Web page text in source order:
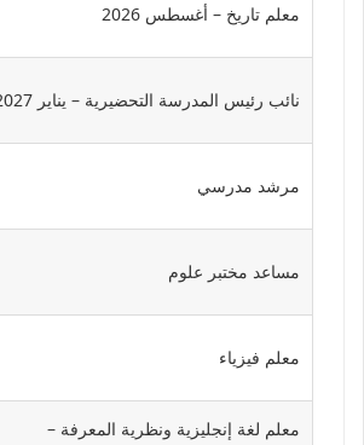
معلم تاريخ – أغسطس 2026
نائب رئيس المدرسة التحضيرية – يناير 2027
مرشد مدرسي
مساعد مختبر علوم
معلم فيزياء
معلم لغة إنجليزية ونظرية المعرفة –